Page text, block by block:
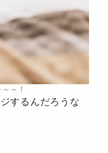
～！
するんだろうな